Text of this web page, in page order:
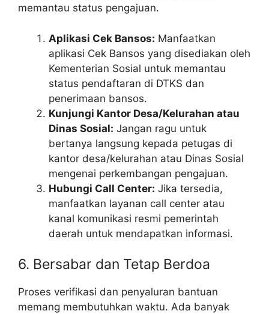
memantau status pengajuan.
Aplikasi Cek Bansos: Manfaatkan
aplikasi Cek Bansos yang disediakan oleh
Kementerian Sosial untuk memantau
status pendaftaran di DTKS dan
penerimaan bansos.
Kunjungi Kantor Desa/Kelurahan atau
Dinas Sosial: Jangan ragu untuk
bertanya langsung kepada petugas di
kantor desa/kelurahan atau Dinas Sosial
mengenai perkembangan pengajuan.
Hubungi Call Center: Jika tersedia,
manfaatkan layanan call center atau
kanal komunikasi resmi pemerintah
daerah untuk mendapatkan informasi.
6. Bersabar dan Tetap Berdoa
Proses verifikasi dan penyaluran bantuan
memang membutuhkan waktu. Ada banyak